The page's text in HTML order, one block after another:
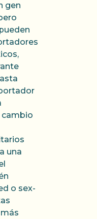
gen
cambio
una
o sex-